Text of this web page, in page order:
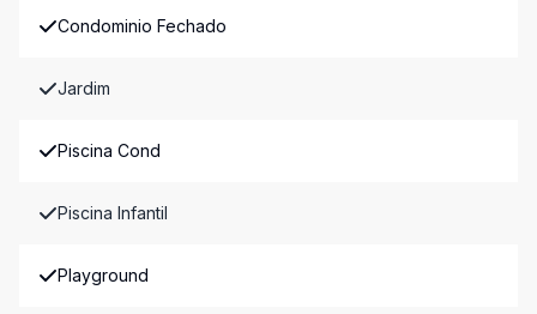
Condominio Fechado
Jardim
Piscina Cond
Piscina Infantil
Playground